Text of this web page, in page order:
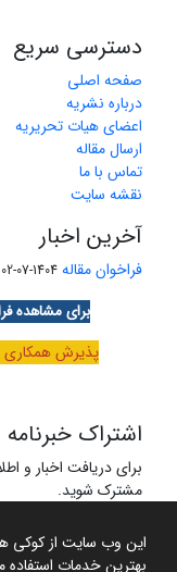
این وب سایت از کوکی ها
بهترین خدمات استفاده
دسترسی سریع
صفحه اصلی
درباره نشریه
اعضای هیات تحریریه
ارسال مقاله
تماس با ما
نقشه سایت
آخرین اخبار
فراخوان مقاله 1404-07-02
برای مشاهده
پذیرش همکاری
اشتراک خبرنامه
برای دریافت اخبار و
مشترک شوید.